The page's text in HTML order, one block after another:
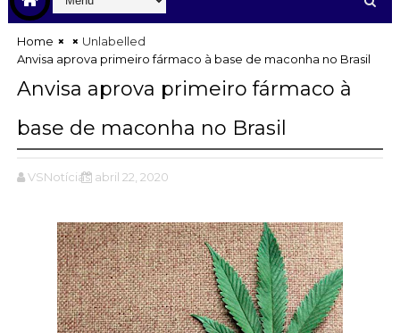
Home
Unlabelled
Anvisa aprova primeiro fármaco à base de maconha no Brasil
Anvisa aprova primeiro fármaco à
base de maconha no Brasil
VSNotícias abril 22, 2020